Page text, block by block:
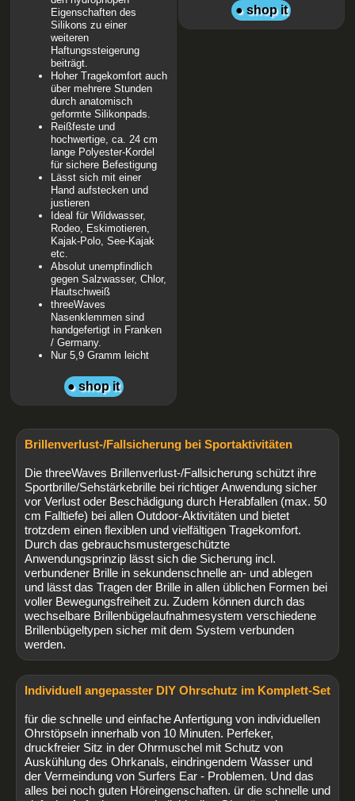
Eigenschaften des
Silikons zu einer
weiteren
Haftungssteigerung
beiträgt.
Hoher Tragekomfort auch
über mehrere Stunden
durch anatomisch
geformte Silikonpads.
Reißfeste und
hochwertige, ca. 24 cm
lange Polyester-Kordel
für sichere Befestigung
Lässt sich mit einer
Hand aufstecken und
justieren
Ideal für Wildwasser,
Rodeo, Eskimotieren,
Kajak-Polo, See-Kajak
etc.
Absolut unempfindlich
gegen Salzwasser, Chlor,
Hautschweiß
threeWaves
Nasenklemmen sind
handgefertigt in Franken
/ Germany.
Nur 5,9 Gramm leicht
● shop it
● shop it
Brillenverlust-/Fallsicherung bei Sportaktivitäten
Die threeWaves Brillenverlust-/Fallsicherung schützt ihre
Sportbrille/Sehstärkebrille bei richtiger Anwendung sicher
vor Verlust oder Beschädigung durch Herabfallen (max. 50
cm Falltiefe) bei allen Outdoor-Aktivitäten und bietet
trotzdem einen flexiblen und vielfältigen Tragekomfort.
Durch das gebrauchsmustergeschützte
Anwendungsprinzip lässt sich die Sicherung incl.
verbundener Brille in sekundenschnelle an- und ablegen
und lässt das Tragen der Brille in allen üblichen Formen bei
voller Bewegungsfreiheit zu. Zudem können durch das
wechselbare Brillenbügelaufnahmesystem verschiedene
Brillenbügeltypen sicher mit dem System verbunden
werden.
Individuell angepasster DIY Ohrschutz im Komplett-Set
für die schnelle und einfache Anfertigung von individuellen
Ohrstöpseln innerhalb von 10 Minuten. Perfeker,
druckfreier Sitz in der Ohrmuschel mit Schutz von
Auskühlung des Ohrkanals, eindringendem Wasser und
der Vermeindung von Surfers Ear - Problemen. Und das
alles bei noch guten Höreingenschaften. ür die schnelle und